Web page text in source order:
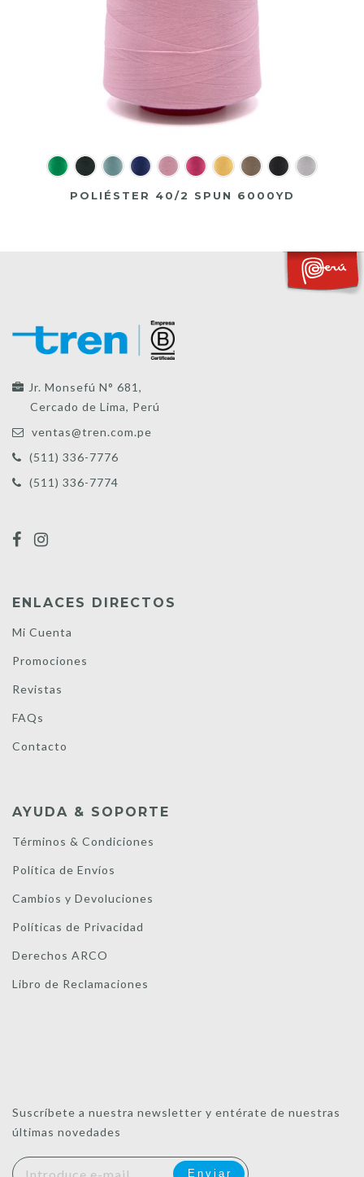
POLIÉSTER 40/2 SPUN 6000YD
Jr. Monsefú N° 681,
Cercado de Lima, Perú
ventas@tren.com.pe
(511) 336-7776
(511) 336-7774
ENLACES DIRECTOS
Mi Cuenta
Promociones
Revistas
FAQs
Contacto
AYUDA & SOPORTE
Términos & Condiciones
Política de Envíos
Cambios y Devoluciones
Políticas de Privacidad
Derechos ARCO
Libro de Reclamaciones
Suscríbete a nuestra newsletter y entérate de nuestras
últimas novedades